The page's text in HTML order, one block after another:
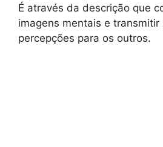
É através da descrição que
imagens mentais e transmitir
percepções para os outros.